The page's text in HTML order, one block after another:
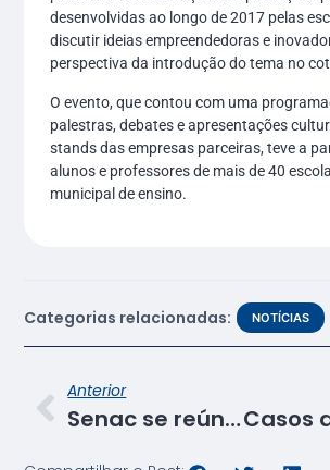
desenvolvidas ao longo de 2017 pelas
discutir ideias empreendedoras e
perspectiva da introdução do tema no
O evento, que contou com uma
palestras, debates e apresentações
stands das empresas parceiras, teve a
alunos e professores de mais de 40
municipal de ensino.
Categorias relacionadas: NOTÍCIAS
Anterior
Senac se reúne com empresários de Itabaiana